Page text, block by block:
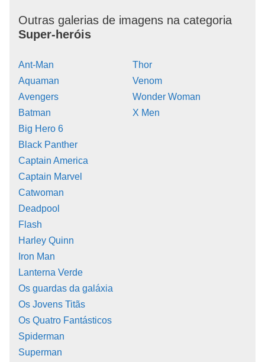
Outras galerias de imagens na categoria
Super-heróis
Ant-Man
Aquaman
Avengers
Batman
Big Hero 6
Black Panther
Captain America
Captain Marvel
Catwoman
Deadpool
Flash
Harley Quinn
Iron Man
Lanterna Verde
Os guardas da galáxia
Os Jovens Titãs
Os Quatro Fantásticos
Spiderman
Superman
Thor
Venom
Wonder Woman
X Men